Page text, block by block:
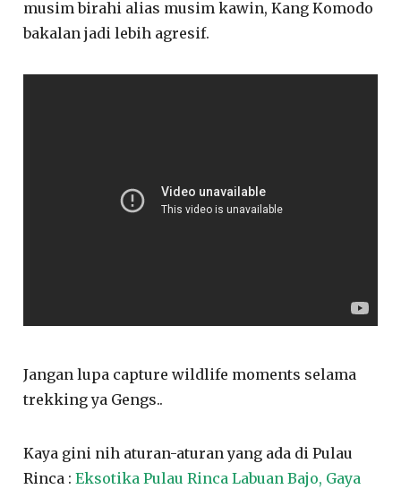
musim birahi alias musim kawin, Kang Komodo
bakalan jadi lebih agresif.
Jangan lupa capture wildlife moments selama
trekking ya Gengs..
Kaya gini nih aturan-aturan yang ada di Pulau
Rinca :Eksotika Pulau Rinca Labuan Bajo, Gaya